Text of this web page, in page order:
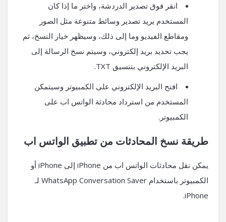
انقر فوق تصدير الدردشة، واختر ما إذا كان
المستخدم يريد تصدير وسائط متنوعة مثل الصور
ومقاطع الفيديو وما إلى ذلك، وسيظهر خيار النسخ، ثم
يجب تحديد بريد إلكتروني، وسيتم نسخ الرسالة إلى
البريد الإلكتروني بتنسيق TXT.
افتح البريد الإلكتروني على الكمبيوتر وسيتمكن
المستخدم من استرداد محادثة الواتس اب على
الكمبيوتر.
طريقة نسخ المحادثات من تطبيق الواتس اب
يمكن نقل محادثات الواتس اب من iPhone إلى iPhone أو
الكمبيوتر باستخدام WhatsApp Conversation Saver لـ
iPhone.